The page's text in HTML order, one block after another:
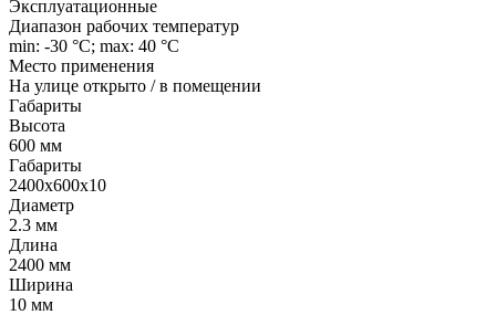
Эксплуатационные
Диапазон рабочих температур
min: -30 °C; max: 40 °C
Место применения
На улице открыто / в помещении
Габариты
Высота
600 мм
Габариты
2400x600x10
Диаметр
2.3 мм
Длина
2400 мм
Ширина
10 мм